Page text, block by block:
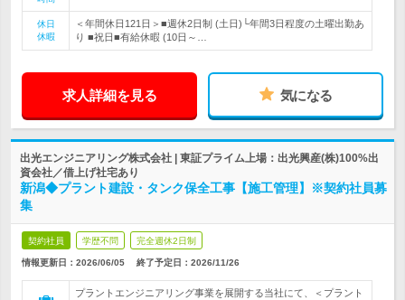
休日
休暇
＜年間休日121日＞■週休2日制 (土日)└年間3日程度の土曜出勤あ
り ■祝日■有給休暇 (10日～…
求人詳細を見る 気になる
出光エンジニアリング株式会社 | 東証プライム上場：出光興産(株)100%出
資会社／借上げ社宅あり
新潟◆プラント建設・タンク保全工事【施工管理】※契約社員募
集
契約社員 学歴不問 完全週休2日制
情報更新日：2026/06/05 終了予定日： 2026/11/26
プラントエンジニアリング事業を展開する当社にて、＜プラント